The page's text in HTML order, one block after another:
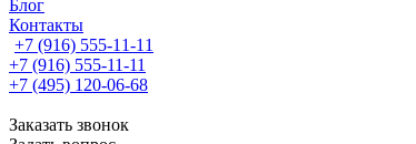
Блог
Контакты
+7 (916) 555-11-11
+7 (916) 555-11-11
+7 (495) 120-06-68
Заказать звонок